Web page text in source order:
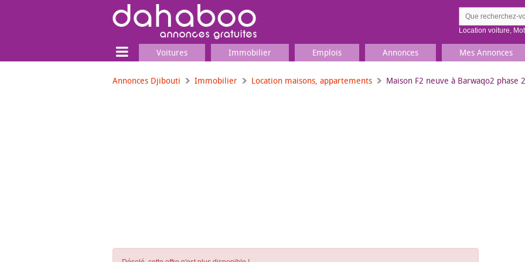
Location voiture,
Voitures Immobilier Emplois Annonces Mes Annonces
Annonces Djibouti Immobilier Location maisons, appartements Maison F2 neuve à Barwaqo2 phase 2